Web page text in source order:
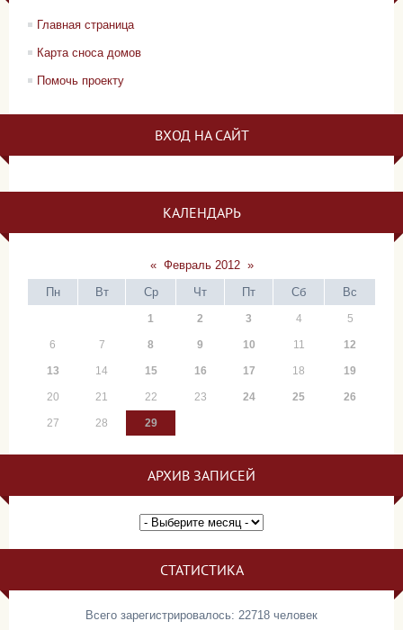
Главная страница
Карта сноса домов
Помочь проекту
ВХОД НА САЙТ
КАЛЕНДАРЬ
« Февраль 2012 »
Пн
Вт Ср Чт Пт Сб Вс
1 2 3 4 5
6 7 8 9 10 11 12
13 14 15 16 17 18 19
20 21 22 23 24 25 26
27 28 29
АРХИВ ЗАПИСЕЙ
СТАТИСТИКА
Всего зарегистрировалось: 22718 человек